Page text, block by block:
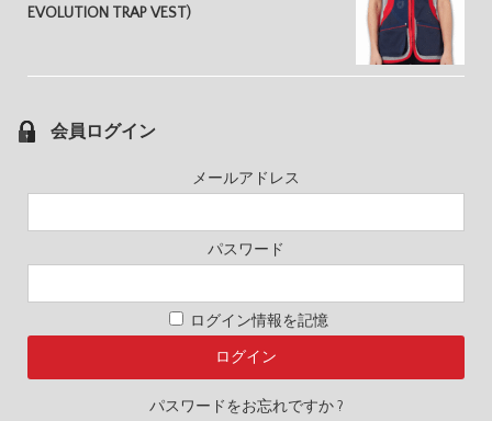
EVOLUTION TRAP VEST)
会員ログイン
メールアドレス
パスワード
ログイン情報を記憶
パスワードをお忘れですか ?